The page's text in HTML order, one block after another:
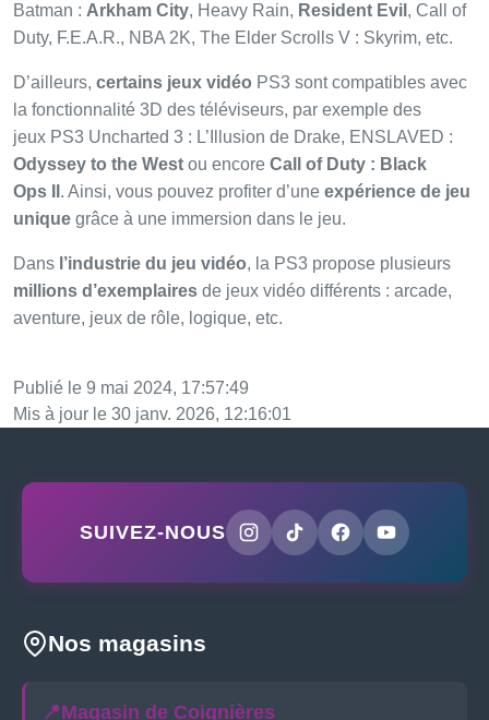
Batman : Arkham City, Heavy Rain, Resident Evil , Call of
Duty, F.E.A.R., NBA 2K, The Elder Scrolls V : Skyrim, etc.
D’ailleurs, certains jeux vidéo PS3 sont compatibles avec
la fonctionnalité 3D des téléviseurs, par exemple des
jeux PS3 Uncharted 3 : L’Illusion de Drake, ENSLAVED :
Odyssey to the West ou encore Call of Duty : Black
Ops II . Ainsi, vous pouvez profiter d’une expérience de jeu
unique grâce à une immersion dans le jeu.
Dans l’industrie du jeu vidéo, la PS3 propose plusieurs
millions d’exemplaires de jeux vidéo différents : arcade,
aventure, jeux de rôle, logique, etc.
Publié le 9 mai 2024, 17:57:49
Mis à jour le 30 janv. 2026, 12:16:01
SUIVEZ-NOUS
Nos magasins
📍Magasin de Coignières